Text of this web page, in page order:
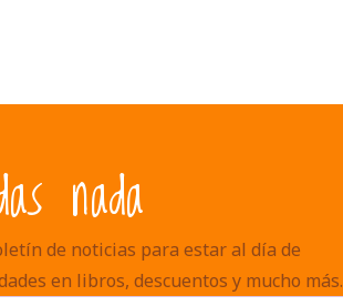
nada
de noticias para estar al día de
en libros, descuentos y mucho más.